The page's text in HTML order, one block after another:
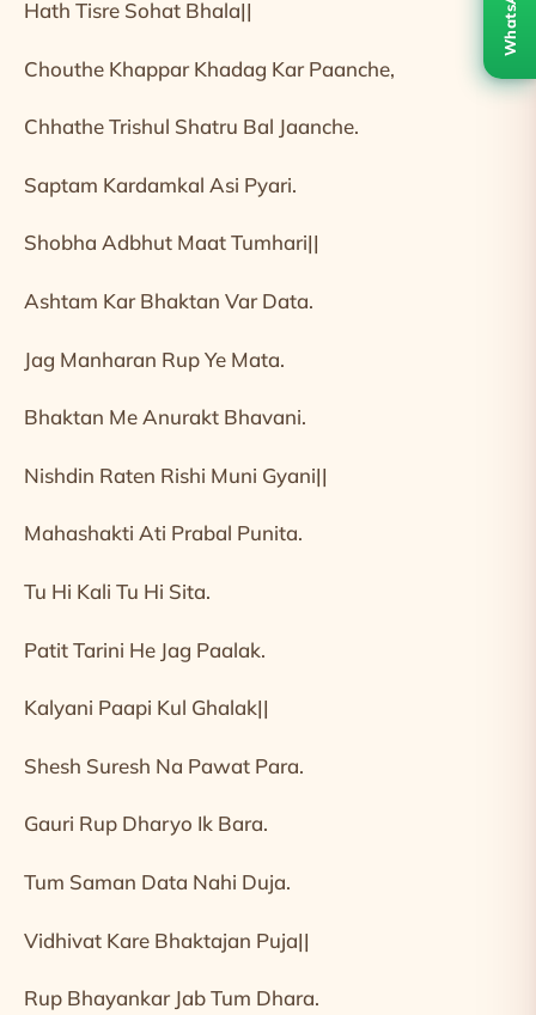
Hath Tisre Sohat Bhala||
Chouthe Khappar Khadag Kar Paanche,
Chhathe Trishul Shatru Bal Jaanche.
Saptam Kardamkal Asi Pyari.
Shobha Adbhut Maat Tumhari||
Ashtam Kar Bhaktan Var Data.
Jag Manharan Rup Ye Mata.
Bhaktan Me Anurakt Bhavani.
Nishdin Raten Rishi Muni Gyani||
Mahashakti Ati Prabal Punita.
Tu Hi Kali Tu Hi Sita.
Patit Tarini He Jag Paalak.
Kalyani Paapi Kul Ghalak||
Shesh Suresh Na Pawat Para.
Gauri Rup Dharyo Ik Bara.
Tum Saman Data Nahi Duja.
Vidhivat Kare Bhaktajan Puja||
Rup Bhayankar Jab Tum Dhara.